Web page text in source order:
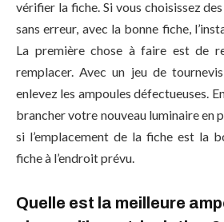
vérifier la fiche. Si vous choisissez
sans erreur, avec la bonne fiche,
La première chose à faire est de
remplacer. Avec un jeu de
enlevez les ampoules défectueuses.
brancher votre nouveau luminaire en
si l’emplacement de la fiche est la
fiche à l’endroit prévu.
Quelle est la meilleure